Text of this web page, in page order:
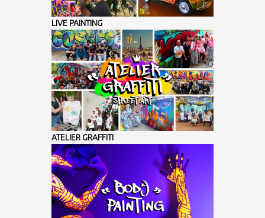
LIVE PAINTING
ATELIER GRAFFITI